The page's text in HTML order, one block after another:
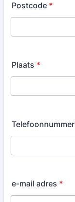
Postcode *
Plaats *
Telefoonnummer
e-mail adres *